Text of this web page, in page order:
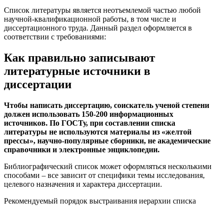
Список литературы является неотъемлемой частью любой
научной-квалификационной работы, в том числе и
диссертационного труда. Данный раздел оформляется в
соответствии с требованиями:
Как правильно записывают
литературные источники в
диссертации
Чтобы написать диссертацию, соискатель ученой степени
должен использовать 150-200 информационных
источников. По ГОСТу, при составлении списка
литературы не используются материалы из «желтой
прессы», научно-популярные сборники, не академические
справочники и электронные энциклопедии.
Библиографический список может оформляться несколькими
способами – все зависит от специфики темы исследования,
целевого назначения и характера диссертации.
Рекомендуемый порядок выстраивания иерархии списка